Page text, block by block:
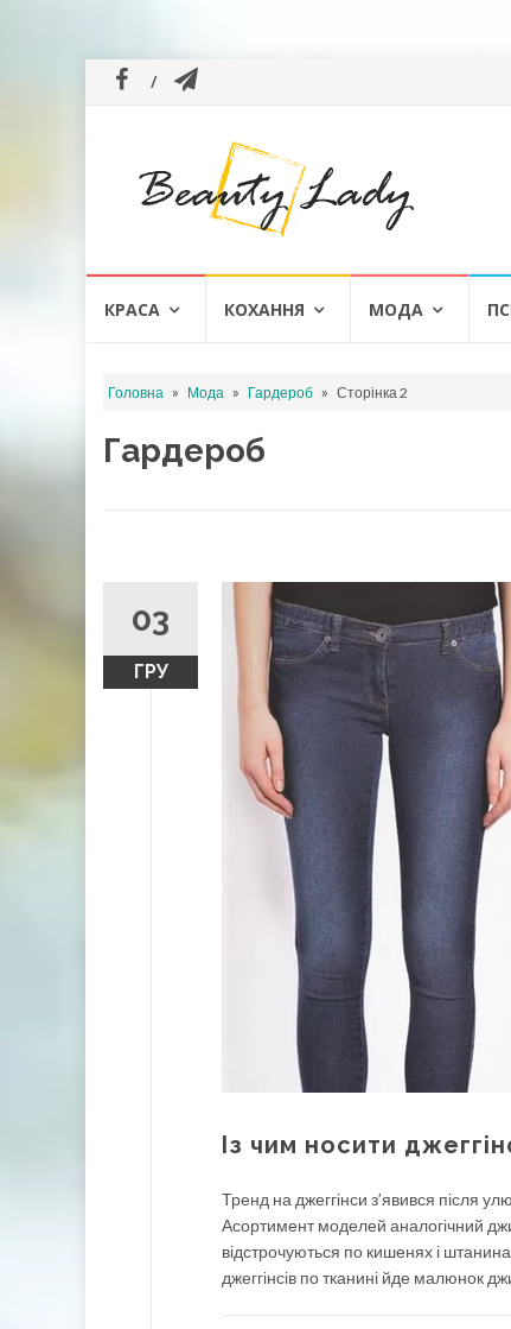
КРАСА КОХАННЯ МОДА
Головна » Мода » Гардероб » Сторінка 2
Гардероб
03
ГРУ
Із чим носити
Тренд на джеггінси з’явився після
Асортимент моделей аналогічний
відстрочуються по кишенях і
джеггінсів по тканині йде малюнок